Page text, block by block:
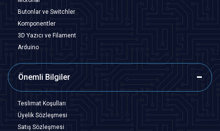
Butonlar ve Switchler
Komponentler
3D Yazıcı ve Filament
Arduino
Önemli Bilgiler
Teslimat Koşulları
Üyelik Sözleşmesi
Satış Sözleşmesi